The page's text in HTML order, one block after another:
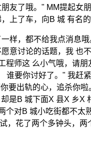
友了哦。" MM提起女
上了车，向B 城 有名的
样，都不给我点消息
意讨论的话题，我 也
程师这 么小气哦，请朋
谁要你讨好了。" 我赶
要出轨的心，追杀你
是B 城下面X 县X 乡X
个对B 城小吃街都不太
，花了两个多钟头，两